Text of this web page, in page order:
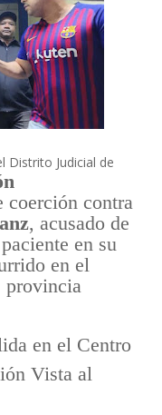
Distrito Judicial de
coerción contra
, acusado de
en su
en el
provincia
en el Centro
Vista al